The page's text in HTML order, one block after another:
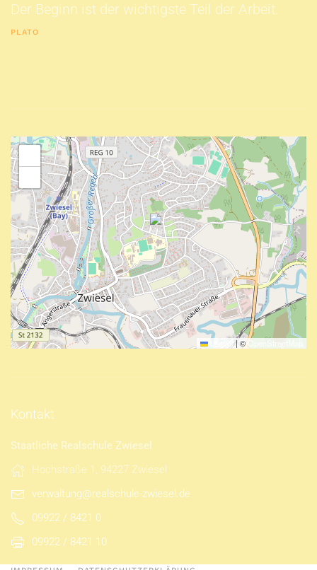
Der Beginn ist der wichtigste Teil der Arbeit.
PLATO
Leaflet | ©OpenStreetMap
Kontakt
Staatliche Realschule Zwiesel
Hochstraße 1, 94227 Zwiesel
verwaltung@realschule-zwiesel.de
09922 / 8421 0
09922 / 8421 10